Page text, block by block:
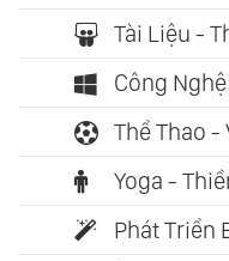
Tài Liệu -
Công
Thể Thao -
Yoga -
Phát Triển